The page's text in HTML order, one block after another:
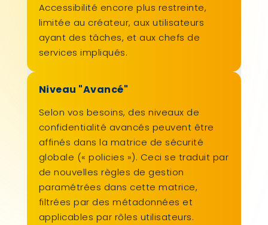
Accessibilité encore plus restreinte,
limitée au créateur, aux utilisateurs
ayant des tâches, et aux chefs de
services impliqués.
Niveau "Avancé"
Selon vos besoins, des niveaux de
confidentialité avancés peuvent être
affinés dans la matrice de sécurité
globale (« policies »). Ceci se traduit par
de nouvelles règles de gestion
paramétrées dans cette matrice,
filtrées par des métadonnées et
applicables par rôles utilisateurs.